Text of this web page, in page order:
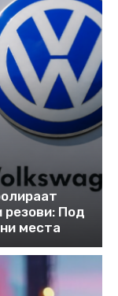
резови: Под
места